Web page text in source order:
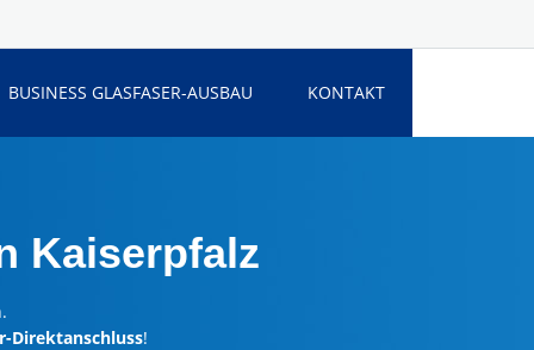
BUSINESS GLASFASER-AUSBAU KONTAKT
Kaiserpfalz
Direktanschluss!